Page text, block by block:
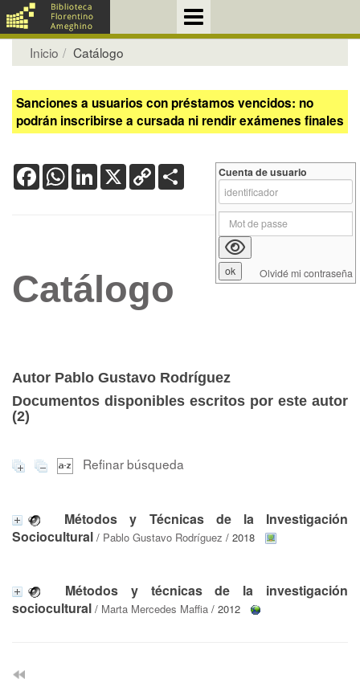
Inicio Catálogo
Sanciones a usuarios con préstamos vencidos: no
podrán inscribirse a cursada ni rendir exámenes finales
FacebookWhatsApp
LinkedIn
X Copy
Link
Catálogo
Autor Pablo Gustavo Rodríguez
Documentos disponibles escritos por este autor
(2)
Refinar búsqueda
Métodos y Técnicas de la Investigación
Sociocultural / Pablo Gustavo Rodríguez / 2018
Métodos y técnicas de la investigación
sociocultural / Marta Mercedes Maffia / 2012
Cuenta de usuario
Olvidé mi contraseña